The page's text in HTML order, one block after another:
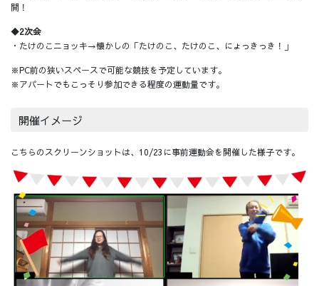
開！
◆2次会
・たけのこニョッキ→懐かしの「たけのこ、たけのこ、にょっきっき！」
※PC前の狭いスペースで可能な競技を予定しています。
※アパートでもこっそり参加できる程度の運動量です。
開催イメージ
こちらのスクリーンショットは、10/23に事前運動会を開催した様子です。